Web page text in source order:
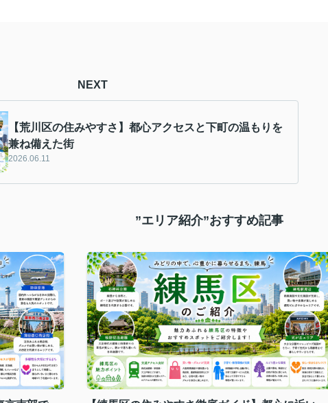
NEXT
【荒川区の住みやすさ】都心アクセスと下町の温もりを
兼ね備えた街
2026.06.11
”エリア紹介”おすすめ記事